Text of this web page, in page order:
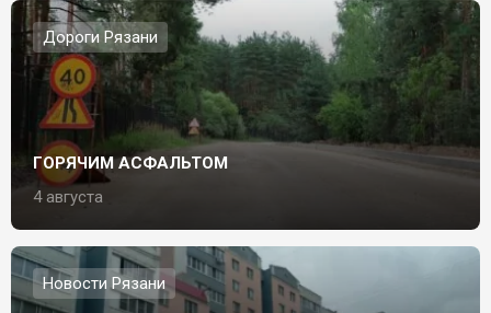
Дороги Рязани
ГОРЯЧИМ АСФАЛЬТОМ
4 августа
Новости Рязани